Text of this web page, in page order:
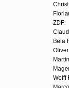
ZDF:
Bela
Wolff